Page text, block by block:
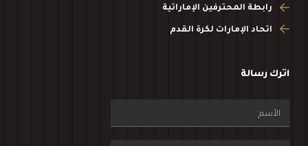
رابطة المحترفين الإماراتية
اتحاد الإمارات لكرة القدم
اترك رسالة